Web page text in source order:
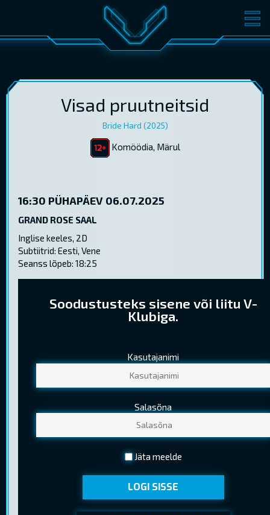
FILMID PILETID
KONVERENTS V-KLUBI
KINKEKAARDID
Visad pruutneitsid
Bride Hard (2025)
Komöödia, Märul
16:30 PÜHAPÄEV 06.07.2025
GRAND ROSE SAAL
Inglise keeles, 2D
Subtiitrid: Eesti, Vene
Seanss lõpeb: 18:25
Soodustusteks sisene või liitu V-
Klubiga.
Kasutajanimi
Salasõna
Jäta meelde
LOGI SISSE
PILETIHINNAD
Tavapilet 10,30 €
Noortepilet 8,00 €
(Kehtib EV pensionitunnistuse esitamisel)